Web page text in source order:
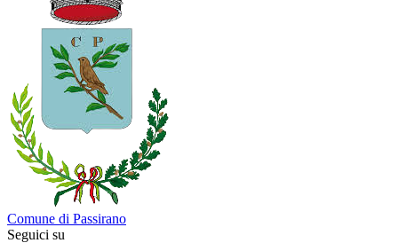
Comune di Passirano
Seguici su